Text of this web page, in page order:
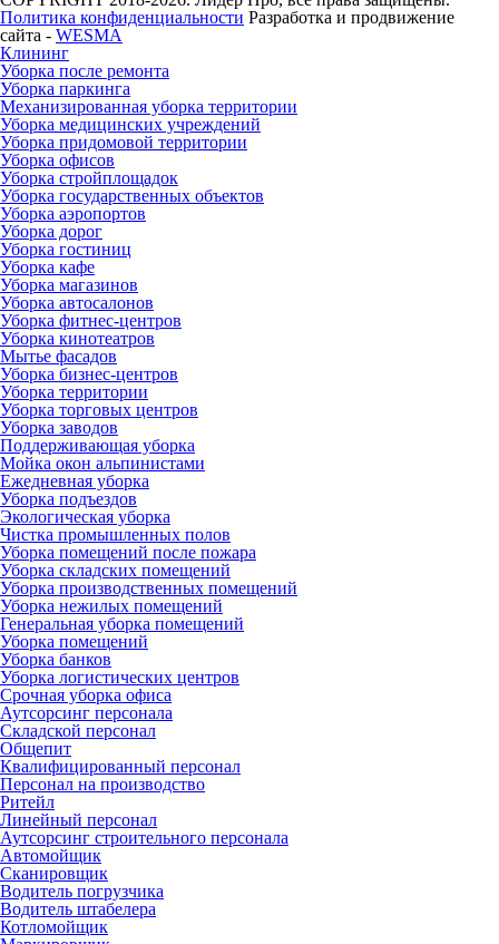
Политика конфиденциальности Разработка и продвижение
сайта - WESMA
Клининг
Уборка после ремонта
Уборка паркинга
Механизированная уборка территории
Уборка медицинских учреждений
Уборка придомовой территории
Уборка офисов
Уборка стройплощадок
Уборка государственных объектов
Уборка аэропортов
Уборка дорог
Уборка гостиниц
Уборка кафе
Уборка магазинов
Уборка автосалонов
Уборка фитнес-центров
Уборка кинотеатров
Мытье фасадов
Уборка бизнес-центров
Уборка территории
Уборка торговых центров
Уборка заводов
Поддерживающая уборка
Мойка окон альпинистами
Ежедневная уборка
Уборка подъездов
Экологическая уборка
Чистка промышленных полов
Уборка помещений после пожара
Уборка складских помещений
Уборка производственных помещений
Уборка нежилых помещений
Генеральная уборка помещений
Уборка помещений
Уборка банков
Уборка логистических центров
Срочная уборка офиса
Аутсорсинг персонала
Складской персонал
Общепит
Квалифицированный персонал
Персонал на производство
Ритейл
Линейный персонал
Аутсорсинг строительного персонала
Автомойщик
Сканировщик
Водитель погрузчика
Водитель штабелера
Котломойщик